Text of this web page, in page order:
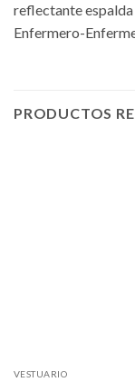
reflectante
Enfermero-
PRODUCTOS
VESTUARIO